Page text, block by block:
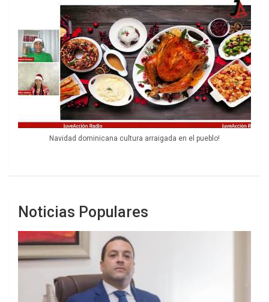
Navidad dominicana cultura arraigada en el pueblo!
Noticias Populares